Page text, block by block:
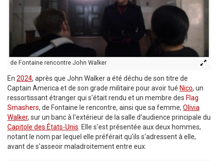
de Fontaine rencontre John Walker
En 2024, après que John Walker a été déchu de son titre de
Captain America et de son grade militaire pour avoir tué Nico, un
ressortissant étranger qui s'était rendu et un membre des Flag
Smashers, de Fontaine le rencontre, ainsi que sa femme, Olivia
Walker, sur un banc à l'extérieur de la salle d'audience principale du
Capitole des États-Unis. Elle s'est présentée aux deux hommes,
notant le nom par lequel elle préférait qu'ils s'adressent à elle,
avant de s'asseoir maladroitement entre eux.